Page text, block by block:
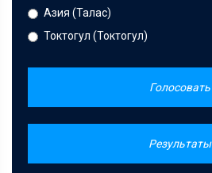
Азия (Талас)
Токтогул (Токтогул)
Голосовать
Результаты